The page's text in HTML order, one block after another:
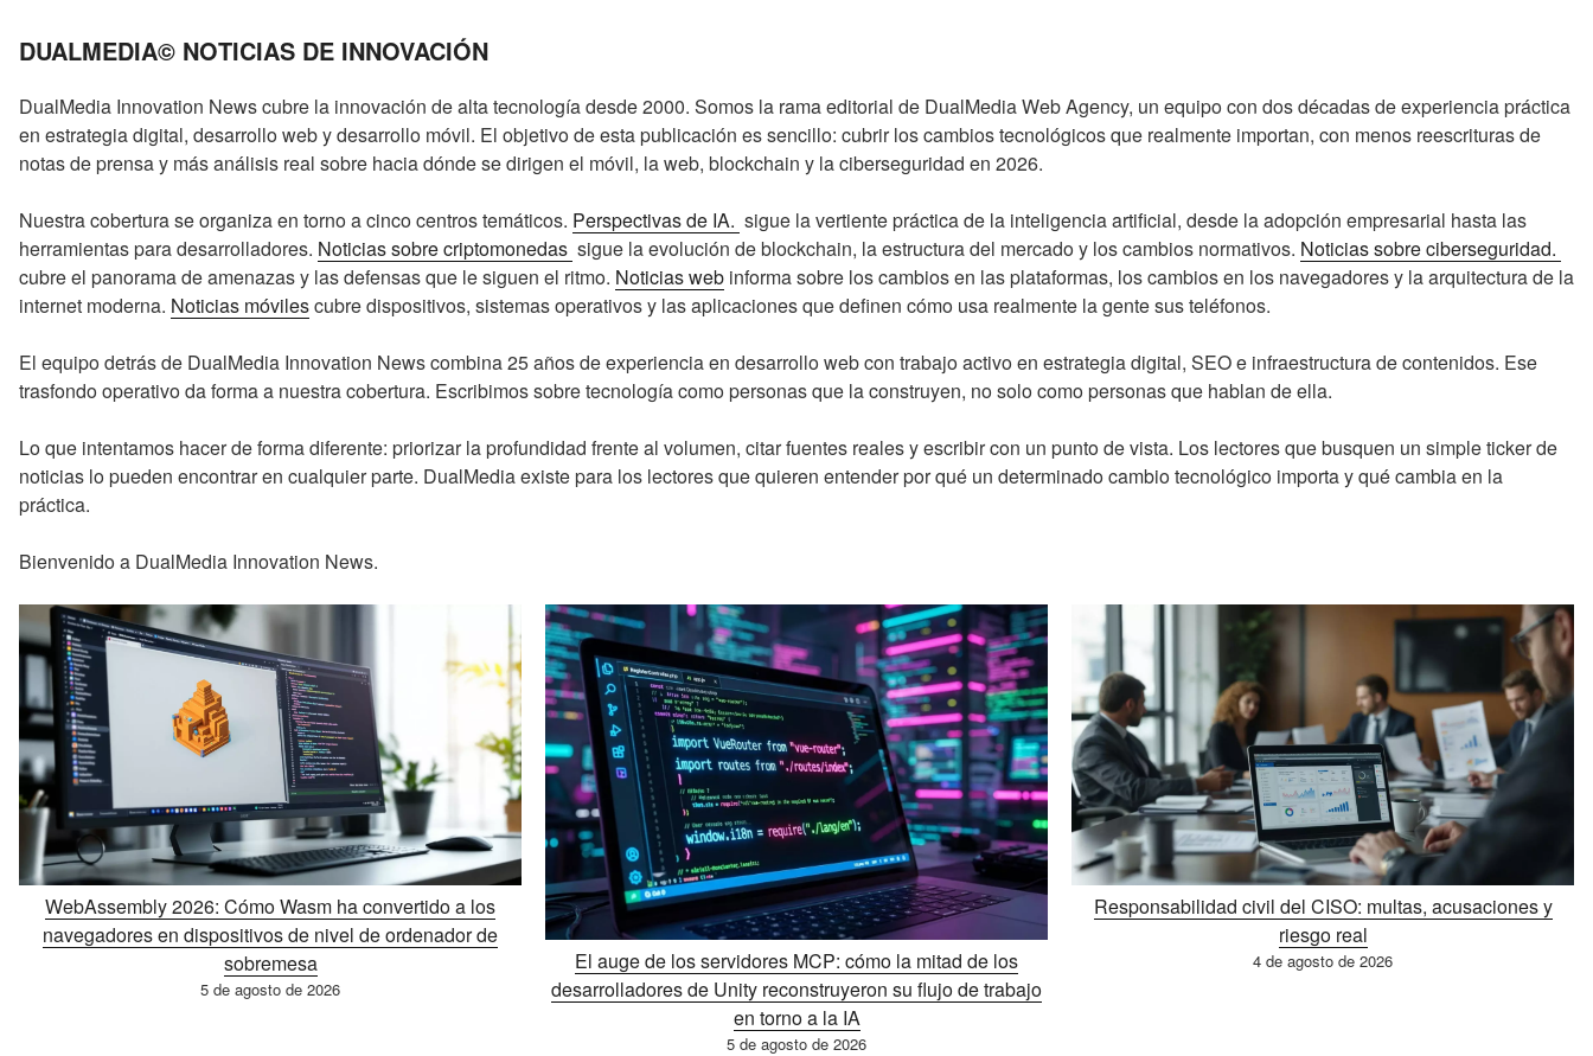
DUALMEDIA© NOTICIAS DE INNOVACIÓN
DualMedia Innovation News cubre la innovación de alta tecnología desde 2000. Somos la rama editorial de DualMedia Web Agency, un equipo con dos décadas de experiencia práctica
en estrategia digital, desarrollo web y desarrollo móvil. El objetivo de esta publicación es sencillo: cubrir los cambios tecnológicos que realmente importan, con menos reescrituras de
notas de prensa y más análisis real sobre hacia dónde se dirigen el móvil, la web, blockchain y la ciberseguridad en 2026.
Nuestra cobertura se organiza en torno a cinco centros temáticos. Perspectivas de IA. sigue la vertiente práctica de la inteligencia artificial, desde la adopción empresarial hasta las
herramientas para desarrolladores. Noticias sobre criptomonedas sigue la evolución de blockchain, la estructura del mercado y los cambios normativos. Noticias sobre ciberseguridad.
cubre el panorama de amenazas y las defensas que le siguen el ritmo. Noticias web informa sobre los cambios en las plataformas, los cambios en los navegadores y la arquitectura de la
internet moderna. Noticias móvilescubre dispositivos, sistemas operativos y las aplicaciones que definen cómo usa realmente la gente sus teléfonos.
El equipo detrás de DualMedia Innovation News combina 25 años de experiencia en desarrollo web con trabajo activo en estrategia digital, SEO e infraestructura de contenidos. Ese
trasfondo operativo da forma a nuestra cobertura. Escribimos sobre tecnología como personas que la construyen, no solo como personas que hablan de ella.
Lo que intentamos hacer de forma diferente: priorizar la profundidad frente al volumen, citar fuentes reales y escribir con un punto de vista. Los lectores que busquen un simple ticker de
noticias lo pueden encontrar en cualquier parte. DualMedia existe para los lectores que quieren entender por qué un determinado cambio tecnológico importa y qué cambia en la
práctica.
Bienvenido a DualMedia Innovation News.
WebAssembly 2026: Cómo Wasm ha convertido a los
navegadores en dispositivos de nivel de ordenador de
sobremesa
5 de agosto de 2026
El auge de los servidores MCP: cómo la mitad de los
desarrolladores de Unity reconstruyeron su flujo de trabajo
en torno a la IA
5 de agosto de 2026
Responsabilidad civil del CISO: multas, acusaciones y
riesgo real
4 de agosto de 2026